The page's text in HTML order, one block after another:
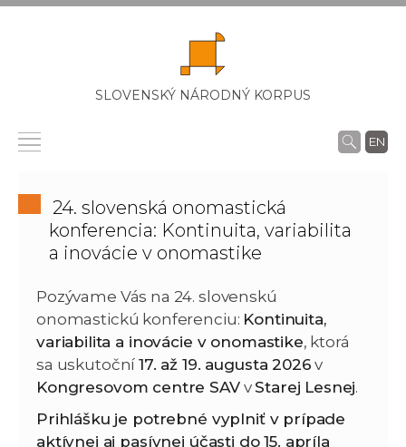
SLOVENSKÝ NÁRODNÝ KORPUS
EN
24. slovenská onomastická
konferencia: Kontinuita, variabilita
a inovácie v onomastike
Pozývame Vás na 24. slovenskú
onomastickú konferenciu: Kontinuita,
variabilita a inovácie v onomastike, ktorá
sa uskutoční17. až 19. augusta 2026 v
Kongresovom centre SAVvStarej Lesnej.
Prihlášku je potrebné vyplniť v prípade
aktívnej aj pasívnej účasti do 15. apríla